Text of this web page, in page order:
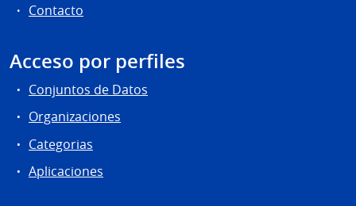
Contacto
Acceso por perfiles
Conjuntos de Datos
Organizaciones
Categorias
Aplicaciones